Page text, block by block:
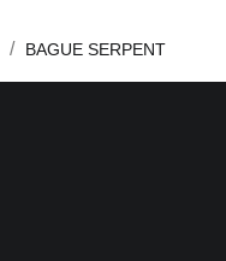
BAGUE SERPENT